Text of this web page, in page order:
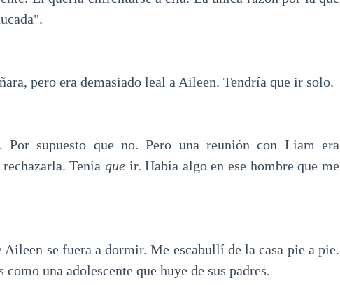
pero era demasiado leal a Aileen. Tendría que ir solo.
supuesto que no. Pero una reunión con Liam era
Tenía que ir. Había algo en ese hombre que me
Aileen se fuera a dormir. Me escabullí de la casa pie a pie.
una adolescente que huye de sus padres.